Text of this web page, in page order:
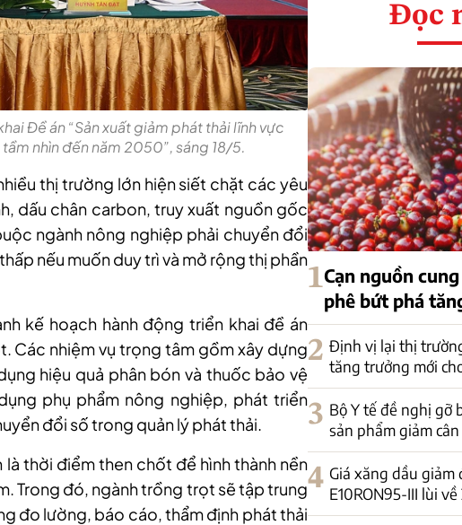
Đề án “Sản xuất giảm phát thải lĩnh vực
nhìn đến năm 2050”, sáng 18/5.
thị trường lớn hiện siết chặt các yêu
dấu chân carbon, truy xuất nguồn gốc
ngành nông nghiệp phải chuyển đổi
nếu muốn duy trì và mở rộng thị phần
kế hoạch hành động triển khai đề án
Các nhiệm vụ trọng tâm gồm xây dựng
hiệu quả phân bón và thuốc bảo vệ
phụ phẩm nông nghiệp, phát triển
đổi số trong quản lý phát thải.
thời điểm then chốt để hình thành nền
Trong đó, ngành trồng trọt sẽ tập trung
đo lường, báo cáo, thẩm định phát thải
Đọc
1Cạn nguồn
phê bứt phá
2 Định vị lại thị
tăng trưởng mới
3 Bộ Y tế đề nghị gỡ
sản phẩm giảm
4 Giá xăng dầu giảm
E10RON95-III lùi